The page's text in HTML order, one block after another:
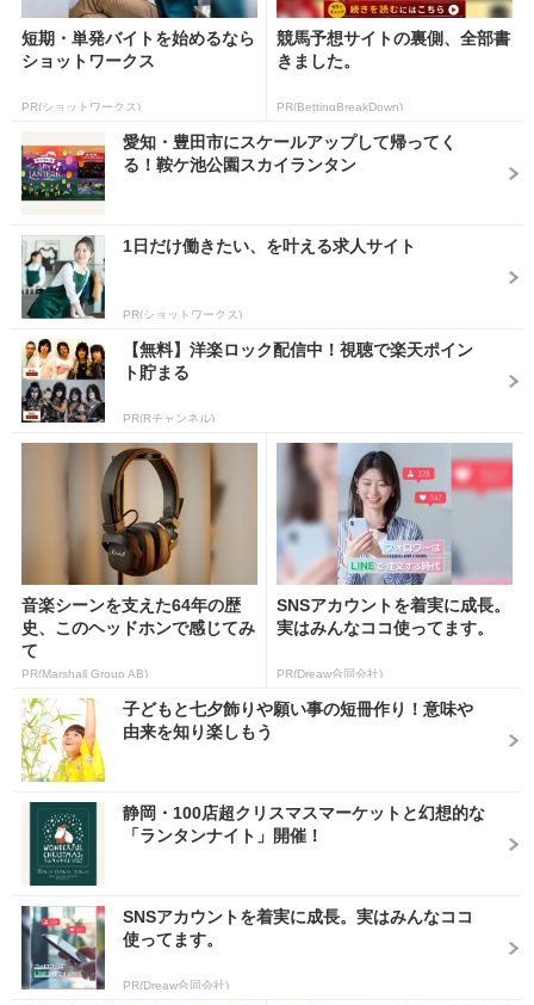
短期・単発バイトを始めるなら
ショットワークス
PR(ショットワークス)
競馬予想サイトの裏側、全部書
きました。
PR(BettingBreakDown)
愛知・豊田市にスケールアップして帰ってく
る！鞍ケ池公園スカイランタン
1日だけ働きたい、を叶える求人サイト
PR(ショットワークス)
【無料】洋楽ロック配信中！視聴で楽天ポイン
ト貯まる
PR(Rチャンネル)
音楽シーンを支えた64年の歴
史、このヘッドホンで感じてみ
て
PR(Marshall Group AB)
SNSアカウントを着実に成長。
実はみんなココ使ってます。
PR(Dreaw合同会社)
子どもと七夕飾りや願い事の短冊作り！意味や
由来を知り楽しもう
静岡・100店超クリスマスマーケットと幻想的な
「ランタンナイト」開催！
SNSアカウントを着実に成長。実はみんなココ
使ってます。
PR(Dreaw合同会社)